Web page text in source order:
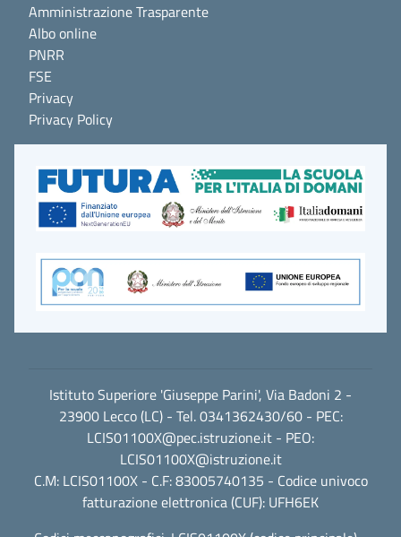
Amministrazione Trasparente
Albo online
PNRR
FSE
Privacy
Privacy Policy
Istituto Superiore 'Giuseppe Parini', Via Badoni 2 -
23900 Lecco (LC) - Tel. 0341362430/60 - PEC:
LCIS01100X@pec.istruzione.it - PEO:
LCIS01100X@istruzione.it
C.M: LCIS01100X - C.F: 83005740135 - Codice univoco
fatturazione elettronica (CUF): UFH6EK